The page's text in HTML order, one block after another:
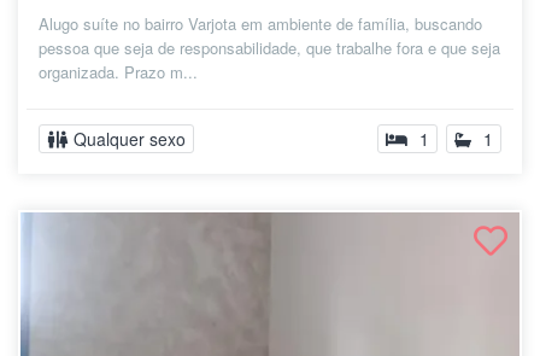
Alugo suíte no bairro Varjota em ambiente de família, buscando
pessoa que seja de responsabilidade, que trabalhe fora e que seja
organizada. Prazo m...
Qualquer sexo 1 1